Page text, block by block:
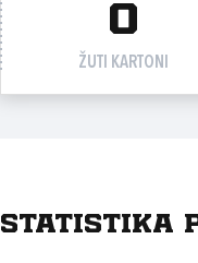
0
ŽUTI KARTONI
Statistika